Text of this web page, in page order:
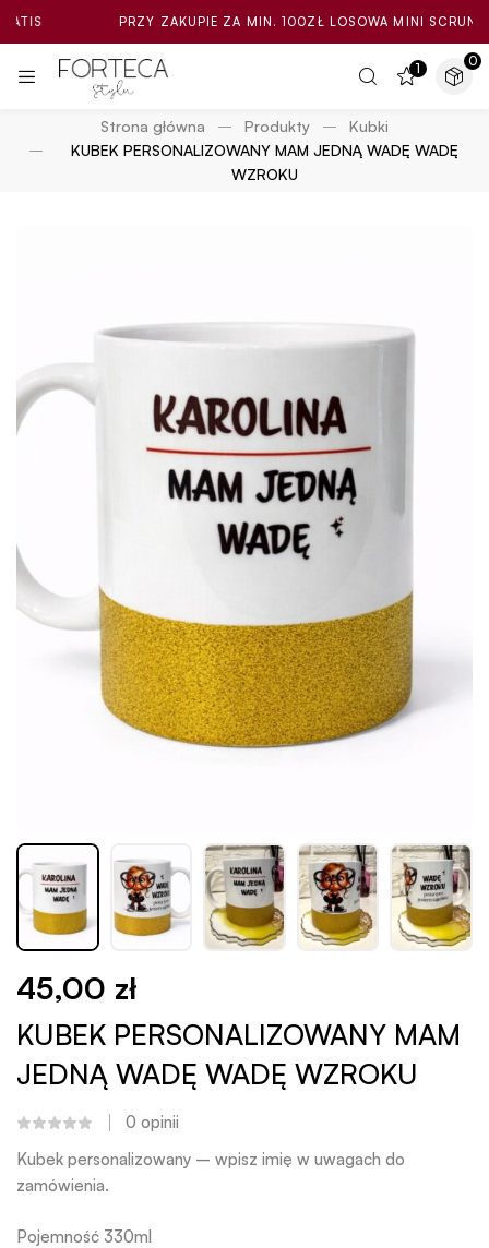
PRZY ZAKUPIE ZA MIN. 100ZŁ LOSOWA MINI SCRUNCHIE
1 0
Strona główna Produkty
Kubki
KUBEK PERSONALIZOWANY MAM JEDNĄ WADĘ WADĘ
WZROKU
45,00 zł
KUBEK PERSONALIZOWANY MAM
JEDNĄ WADĘ WADĘ WZROKU
0 opinii
Kubek personalizowany – wpisz imię w uwagach do
zamówienia.
Pojemność 330ml